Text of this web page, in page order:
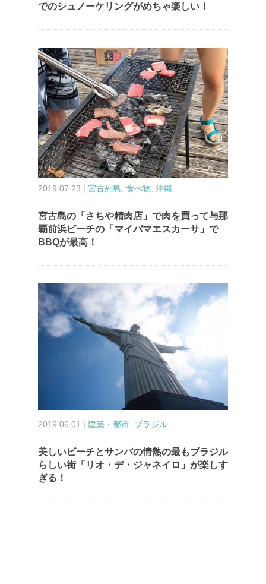
でのシュノーケリングがめちゃ楽しい！
2019.07.23 | 宮古列島 食べ物 沖縄
宮古島の「さちや精肉店」で肉を買って与那
覇前浜ビーチの「マイパマエスカーサ」で
BBQが最高！
2019.06.01 | 建築・都市 ブラジル
美しいビーチとサンバの情熱の最もブラジル
らしい街「リオ・デ・ジャネイロ」が楽しす
ぎる！